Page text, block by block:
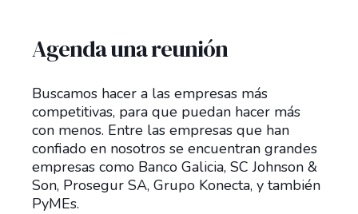
Agenda una reunión
Buscamos hacer a las empresas más
competitivas, para que puedan hacer más
con menos. Entre las empresas que han
confiado en nosotros se encuentran grandes
empresas como Banco Galicia, SC Johnson &
Son, Prosegur SA, Grupo Konecta, y también
PyMEs.